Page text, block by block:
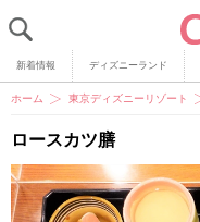
新着情報 ディズニーランド
ホーム 東京ディズニーリゾート
ロースカツ膳